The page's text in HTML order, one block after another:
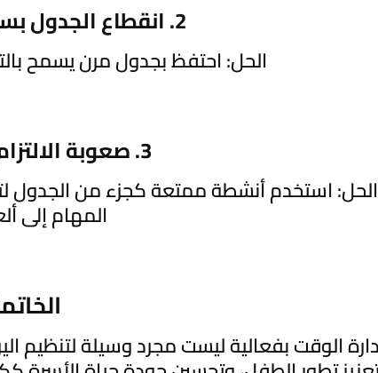
2. انقطاع الجدول بسبب حالات طارئة
الحل: احتفظ بجدول مرن يسمح
3. صعوبة الالتزام من الطفل
الحل: استخدم أنشطة ممتعة كجزء من الجدول
المهام إلى
الوقت بفعالية ليست مجرد وسيلة لتنظيم